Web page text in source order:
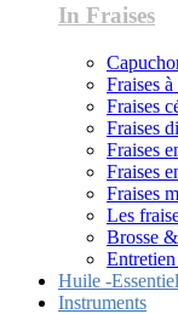
In Fraises
Fraises
Fraises
Fraises
Fraises
Fraises
Fraises
Les
Brosse
Huile -
Instruments